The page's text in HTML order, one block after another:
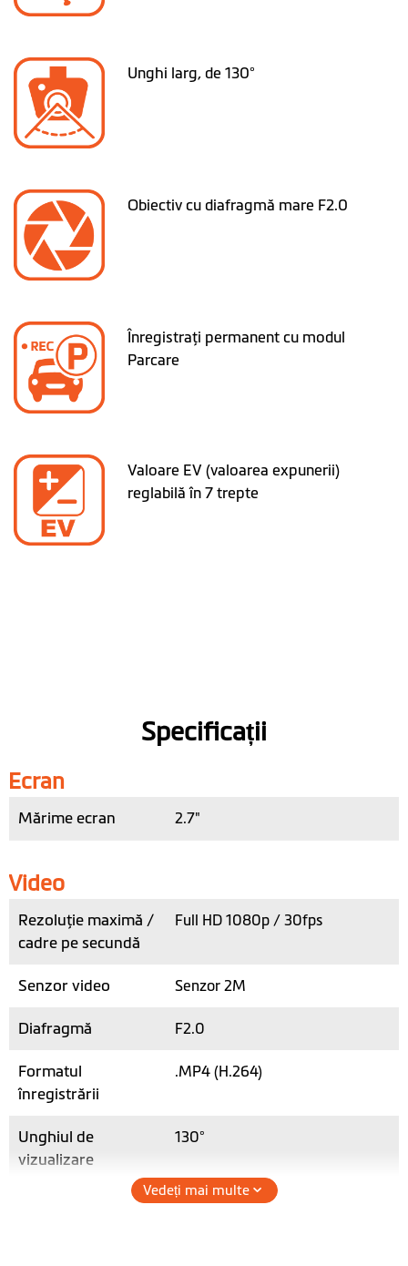
Unghi larg, de 130°
Obiectiv cu diafragmă mare F2.0
Înregistraţi permanent cu modul
Parcare
Valoare EV (valoarea expunerii)
reglabilă în 7 trepte
Specificații
Ecran
Mărime ecran 2.7"
Video
Rezoluţie maximă /
cadre pe secundă
Full HD 1080p / 30fps
Senzor video Senzor 2M
Diafragmă F2.0
Formatul
înregistrării
.MP4 (H.264)
Unghiul de
vizualizare
130°
Înregistrare audio
Vedeți mai multe